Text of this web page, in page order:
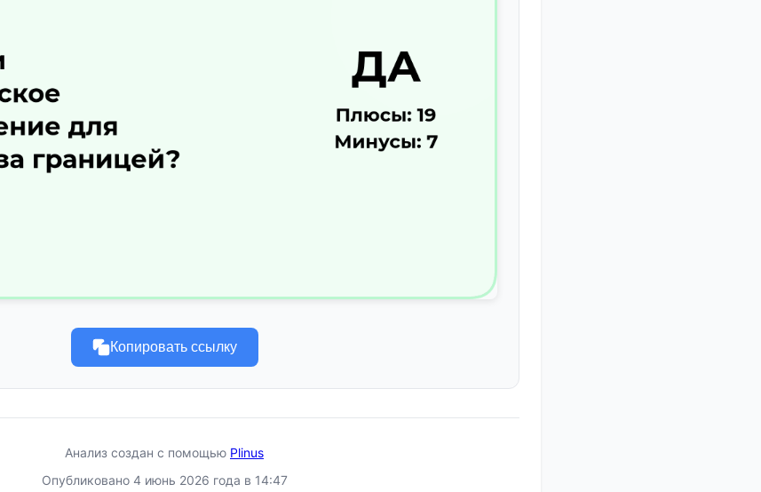
Копировать ссылку
Анализ создан с помощью Plinus
Опубликовано 4 июнь 2026 года в 14:47